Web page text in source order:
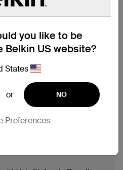
you like to be
US website?
States
or NO
Preferences
유리.
면과 유사한 매끄러운 디
와이프에 원활하게 반응
화면을 보호하고 일
로부터 안전하게 보호하